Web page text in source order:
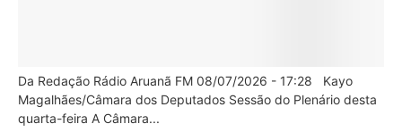
Da Redação Rádio Aruanã FM 08/07/2026 - 17:28 Kayo
Magalhães/Câmara dos Deputados Sessão do Plenário desta
quarta-feira A Câmara...